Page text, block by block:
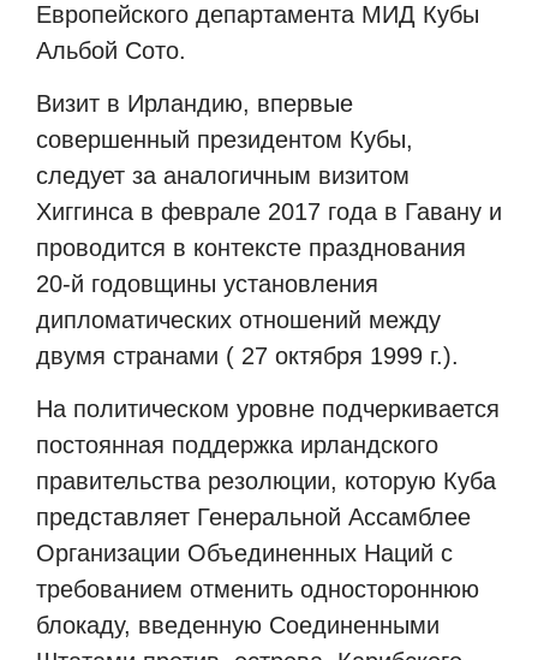
Европейского департамента МИД Кубы
Альбой Сото.
Визит в Ирландию, впервые
совершенный президентом Кубы,
следует за аналогичным визитом
Хиггинса в феврале 2017 года в Гавану и
проводится в контексте празднования
20-й годовщины установления
дипломатических отношений между
двумя странами ( 27 октября 1999 г.).
На политическом уровне подчеркивается
постоянная поддержка ирландского
правительства резолюции, которую Куба
представляет Генеральной Ассамблее
Организации Объединенных Наций с
требованием отменить одностороннюю
блокаду, введенную Соединенными